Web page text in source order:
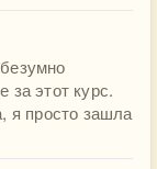
за этот курс.
я просто зашла